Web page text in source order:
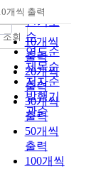
순
인기도
순
연도순
제목순
저자순
발행기
관순
내림차순
개씩 출력
10개씩
출력
20개씩
출력
30개씩
출력
50개씩
출력
100개씩
조회